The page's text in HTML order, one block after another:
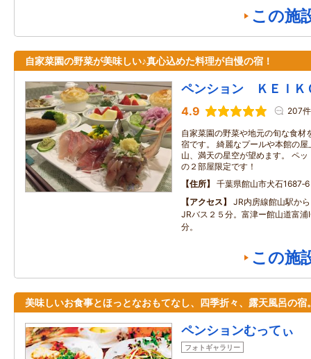
この施
自家菜園の野菜が美味しい♪真心込めた料理が自慢の宿！
ペンション ＫＥＩＫ
4.9 207件
自家菜園の野菜や地元の旬な食材
宿です。 綺麗なプールや本館の
山、満天の星空が望めます。 ペ
の２部屋限定です！
住所
千葉県館山市犬石1687‐6
アクセス
JR内房線館山駅か
JRバス２５分。富津ー館山道富浦
分。
この施
美味しいお食事とほっとなおもてなし、四季折々、露天風呂の宿
ペンションむってぃ
フォトギャラリー